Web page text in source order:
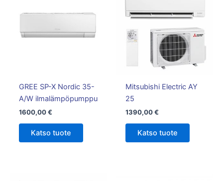
GREE SP-X Nordic 35-
A/W ilmalämpöpumppu
1600,00€
Katso tuote
Mitsubishi Electric AY
25
1390,00€
Katso tuote